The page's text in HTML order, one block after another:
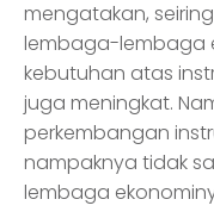
mengatakan,
lembaga-lembaga
kebutuhan atas
juga meningkat.
perkembangan
nampaknya tidak
lembaga